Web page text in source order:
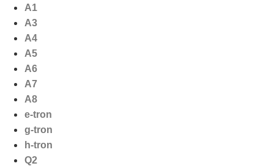
naar
inhoud
A1
A3
A4
A5
A6
A7
A8
e-tron
g-tron
h-tron
Q2